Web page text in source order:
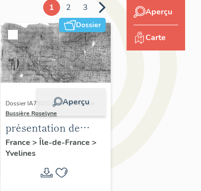
1 2 3
Dossier
Aperçu
Dossier IA78000496 | Réalisé par
Bussière Roselyne
présentation de
l'étude du
patrimoine de l'aire
d'étude Versailles
périphérie sud
France > Île-de-France >
Yvelines
Aperçu
Carte